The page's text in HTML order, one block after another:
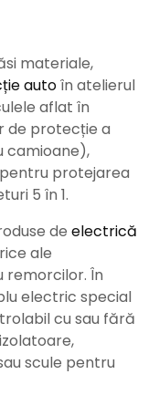
materiale,
autoîn atelierul
aflat în
de protecție a
camioane),
protejarea
5 în 1.
de electrică
ale
remorcilor. În
electric special
cu sau fără
scule pentru